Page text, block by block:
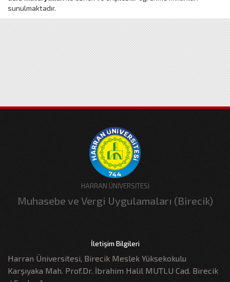
sunulmaktadır.
HARRAN ÜNİVERSİTESİ
Muhasebe ve Vergi Uygulamaları (Birecik)
İletişim Bilgileri
Harran Üniversitesi, Birecik Meslek Yüksekokulu
Karşıyaka Mah. Prof.Dr. İbrahim Halil MUTLU Cad. Birecik